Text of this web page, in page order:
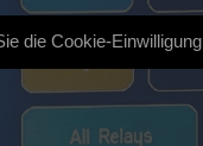
die Cookie-Einwilligung